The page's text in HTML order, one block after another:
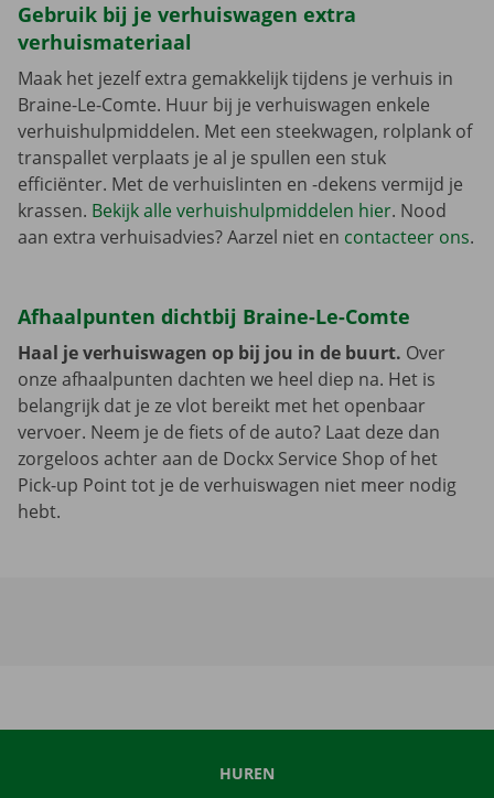
Gebruik bij je verhuiswagen extra
verhuismateriaal
Maak het jezelf extra gemakkelijk tijdens je verhuis in
Braine-Le-Comte. Huur bij je verhuiswagen enkele
verhuishulpmiddelen. Met een steekwagen, rolplank of
transpallet verplaats je al je spullen een stuk
efficiënter. Met de verhuislinten en -dekens vermijd je
krassen. Bekijk alle verhuishulpmiddelen hier. Nood
aan extra verhuisadvies? Aarzel niet en contacteer ons.
Afhaalpunten dichtbij Braine-Le-Comte
Haal je verhuiswagen op bij jou in de buurt. Over
onze afhaalpunten dachten we heel diep na. Het is
belangrijk dat je ze vlot bereikt met het openbaar
vervoer. Neem je de fiets of de auto? Laat deze dan
zorgeloos achter aan de Dockx Service Shop of het
Pick-up Point tot je de verhuiswagen niet meer nodig
hebt.
HUREN